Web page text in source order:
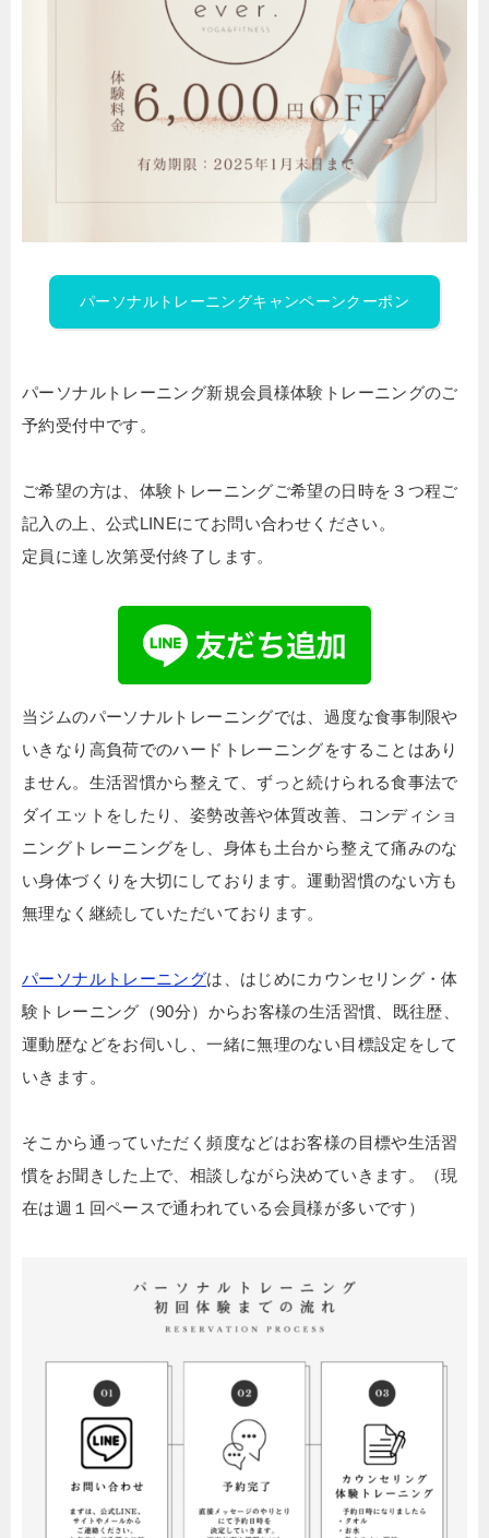
パーソナルトレーニングキャンペーンクーポン
パーソナルトレーニング新規会員様体験トレーニングのご
予約受付中です。
ご希望の方は、体験トレーニングご希望の日時を３つ程ご
記入の上、公式LINEにてお問い合わせください。
定員に達し次第受付終了します。
当ジムのパーソナルトレーニングでは、過度な食事制限や
いきなり高負荷でのハードトレーニングをすることはあり
ません。生活習慣から整えて、ずっと続けられる食事法で
ダイエットをしたり、姿勢改善や体質改善、コンディショ
ニングトレーニングをし、身体も土台から整えて痛みのな
い身体づくりを大切にしております。運動習慣のない方も
無理なく継続していただいております。
パーソナルトレーニングは、はじめにカウンセリング・体
験トレーニング（90分）からお客様の生活習慣、既往歴、
運動歴などをお伺いし、一緒に無理のない目標設定をして
いきます。
そこから通っていただく頻度などはお客様の目標や生活習
慣をお聞きした上で、相談しながら決めていきます。（現
在は週１回ペースで通われている会員様が多いです）